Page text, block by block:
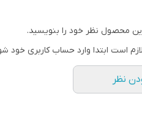
محصول نظر خود را بنویسید.
است ابتدا وارد حساب کاربری خود
نظر